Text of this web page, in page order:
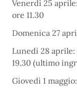
Venerdì 25
ore 11.30
Domenica 27
Lunedì 28
19.30 (ultimo
Giovedì 1